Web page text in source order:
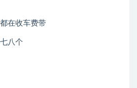
在收车费带
八个